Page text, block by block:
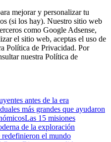
mejorar y personalizar tu
(si los hay). Nuestro sitio web
como Google Adsense,
el sitio web, aceptas el uso de
Política de Privacidad. Por
nuestra Política de
antes de la era
más grandes que ayudaron
Las 15 misiones
de la exploración
redefinieron el mundo